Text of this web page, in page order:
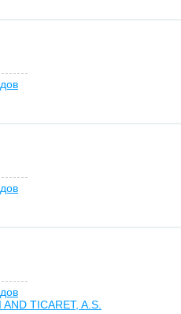
TICARET, A.S.